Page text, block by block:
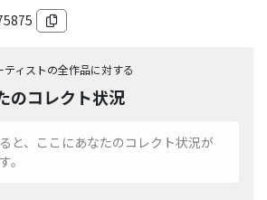
ティストの全作品に対する
のコレクト状況
と、ここにあなたのコレクト状況が
。